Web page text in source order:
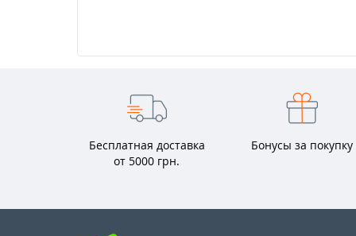
Бесплатная доставка
от 5000 грн.
Бонусы за покупку